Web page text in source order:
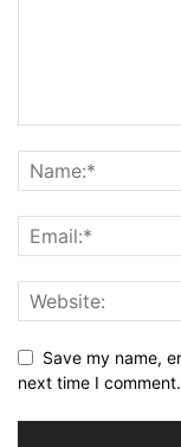
Save my name,
next time I comment.